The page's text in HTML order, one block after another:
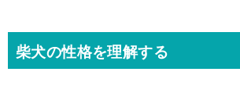
柴犬の性格を理解する